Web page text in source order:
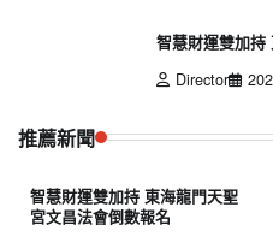
智慧財運雙加持
Director
推薦新聞
智慧財運雙加持 東海龍門天聖
宮文昌法會倒數報名